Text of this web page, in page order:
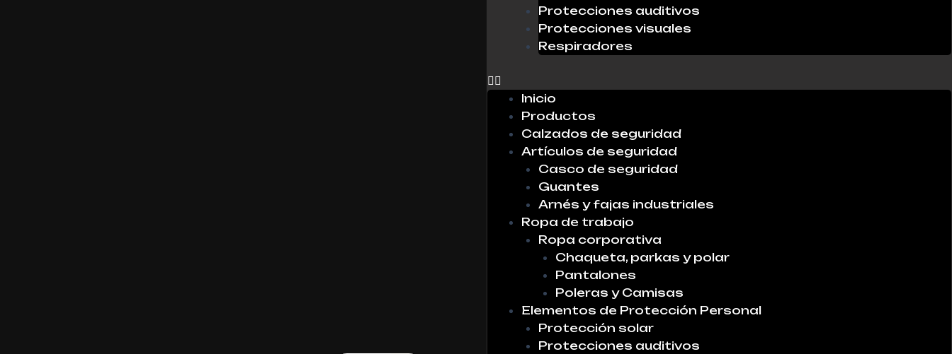
Protecciones auditivos
Protecciones visuales
Respiradores
Inicio
Productos
Calzados de seguridad
Artículos de seguridad
Casco de seguridad
Guantes
Arnés y fajas industriales
Ropa de trabajo
Ropa corporativa
Chaqueta, parkas y polar
Pantalones
Poleras y Camisas
Elementos de Protección Personal
Protección solar
Protecciones auditivos